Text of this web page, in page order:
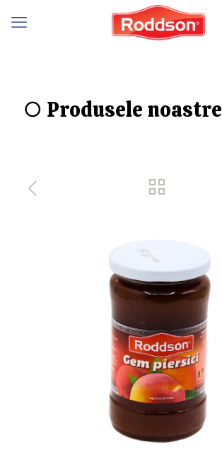
○ Produsele noastre